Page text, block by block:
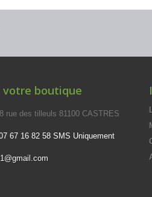
boutique
rue des tilleuls 81100 CASTRES
67 16 82 58 SMS Uniquement